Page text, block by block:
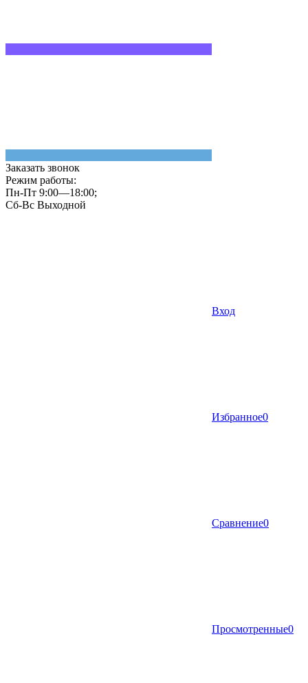
Заказать звонок
Режим работы:
Пн-Пт 9:00—18:00;
Сб-Вс Выходной
Вход
Избранное0
Сравнение0
Просмотренные0